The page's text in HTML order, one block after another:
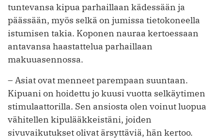
tuntevansa kipua parhaillaan kädessään ja
päässään, myös selkä on jumissa tietokoneella
istumisen takia. Koponen nauraa kertoessaan
antavansa haastattelua parhaillaan
makuuasennossa.
– Asiat ovat menneet parempaan suuntaan.
Kipuani on hoidettu jo kuusi vuotta selkäytimen
stimulaattorilla. Sen ansiosta olen voinut luopua
vähitellen kipulääkkeistäni, joiden
sivuvaikutukset olivat ärsyttäviä, hän kertoo.